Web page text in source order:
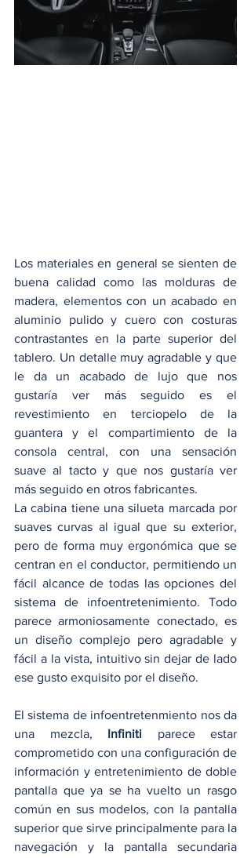
Los materiales en general se sienten de
buena calidad como las molduras de
madera, elementos con un acabado en
aluminio pulido y cuero con costuras
contrastantes en la parte superior del
tablero. Un detalle muy agradable y que
le da un acabado de lujo que nos
gustaría ver más seguido es el
revestimiento en terciopelo de la
guantera y el compartimiento de la
consola central, con una sensación
suave al tacto y que nos gustaría ver
más seguido en otros fabricantes.
La cabina tiene una silueta marcada por
suaves curvas al igual que su exterior,
pero de forma muy ergonómica que se
centran en el conductor, permitiendo un
fácil alcance de todas las opciones del
sistema de infoentretenimiento. Todo
parece armoniosamente conectado, es
un diseño complejo pero agradable y
fácil a la vista, intuitivo sin dejar de lado
ese gusto exquisito por el diseño.
El sistema de infoentretenmiento nos da
una mezcla, Infiniti parece estar
comprometido con una configuración de
información y entretenimiento de doble
pantalla que ya se ha vuelto un rasgo
común en sus modelos, con la pantalla
superior que sirve principalmente para la
navegación y la pantalla secundaria